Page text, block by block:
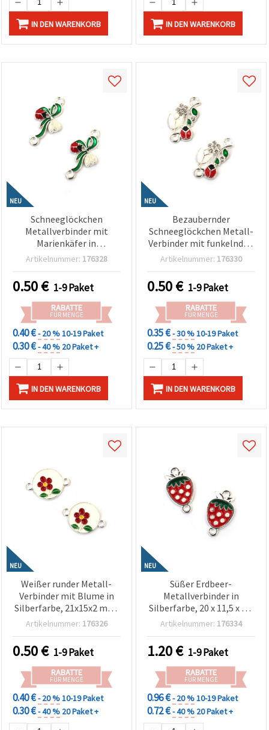
IN DEN WARENKORB IN DEN WARENKORB
NEU
Schneeglöckchen
Metallverbinder mit
Marienkäfer in
Silberfarbe, 23x12x2 mm,
Artikelnummer: 176328
0.50€ 1-9 Paket
RABATTE
FÜR MENGE
0.40 €- 20 %10-19 Paket
0.30 €- 40 % 20 Paket +
IN DEN WARENKORB
NEU
Bezaubernder
Schneeglöckchen Metall-
Verbinder mit funkelnden
Kristallen und
Silberfarbe, 22x12x3 mm,
Loch 2 mm – 2 Stück
Artikelnummer: 176330
0.50€ 1-9 Paket
RABATTE
FÜR MENGE
0.35 €- 30 %10-19 Paket
0.25 €- 50 % 20 Paket +
IN DEN WARENKORB
NEU
Weißer runder Metall-
Verbinder mit Blume in
Silberfarbe, 21x15x2 mm,
Loch 1,5 mm – 2 Stück
Artikelnummer: 176326
0.50€ 1-9 Paket
RABATTE
FÜR MENGE
0.40 €- 20 %10-19 Paket
0.30 €- 40 % 20 Paket +
NEU
Süßer Erdbeer-
Metallverbinder in
Silberfarbe, 20 x 11,5 x 1,5
mm, Loch 2 mm – 5 Stück
Artikelnummer: 176334
1.20€ 1-9 Paket
RABATTE
FÜR MENGE
0.96 €- 20 %10-19 Paket
0.72 €- 40 % 20 Paket +